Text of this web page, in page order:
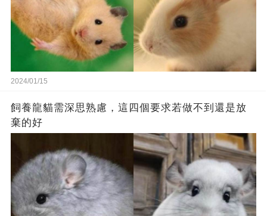
2024/01/15
飼養龍貓需深思熟慮，這四個要求若做不到還是放
棄的好